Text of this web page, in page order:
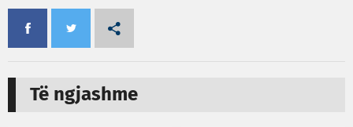
Të ngjashme